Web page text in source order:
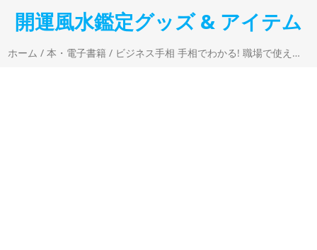
開運風水鑑定グッズ & アイテム
ホーム /本・電子書籍 / ビジネス手相 手相でわかる! 職場で使える! 「顧客・上司・部下」のトリセツ 美猫 (著)